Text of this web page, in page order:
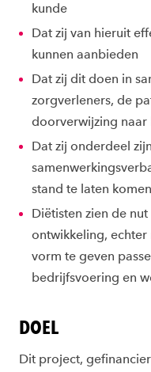
kunde
Dat zij van hieruit
kunnen aanbieden
Dat zij dit doen in
zorgverleners, de
doorverwijzing naar
Dat zij onderdeel
stand te laten komen
Diëtisten zien de
ontwikkeling, echter
vorm te geven
bedrijfsvoering en
DOEL
Dit project,